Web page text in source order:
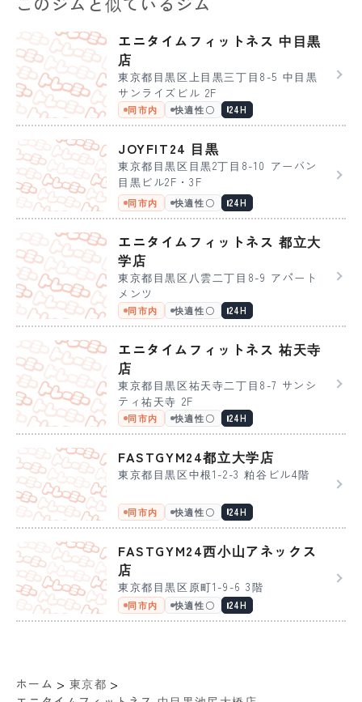
エニタイムフィットネス 中目黒
店
東京都目黒区上目黒三丁目8-5 中目黒
サンライズビル 2F
同市内 快適性〇 24H
JOYFIT24 目黒
東京都目黒区目黒2丁目8-10 アーバン
目黒ビル2F・3F
同市内 快適性〇 24H
エニタイムフィットネス 都立大
学店
東京都目黒区八雲二丁目8-9 アパート
メンツ
同市内 快適性〇 24H
エニタイムフィットネス 祐天寺
店
東京都目黒区祐天寺二丁目8-7 サンシ
ティ祐天寺 2F
同市内 快適性〇 24H
FASTGYM24都立大学店
東京都目黒区中根1-2-3 粕谷ビル4階
同市内 快適性〇 24H
FASTGYM24西小山アネックス
店
東京都目黒区原町1-9-6 3階
同市内 快適性〇 24H
ホーム > 東京都 >